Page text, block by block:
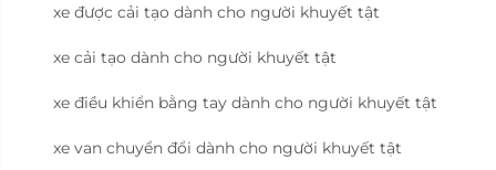
xe được cải tạo dành cho người khuyết tật
xe cải tạo dành cho người khuyết tật
xe điều khiển bằng tay dành cho người khuyết tật
xe van chuyển đổi dành cho người khuyết tật